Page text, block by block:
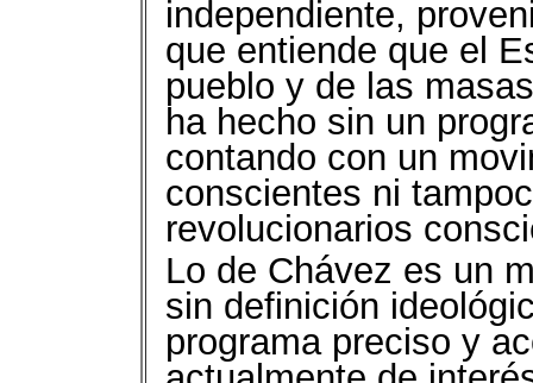
independiente,
que entiende que el
pueblo y de las
ha hecho sin un
contando con un
conscientes ni
revolucionarios
Lo de Chávez es un
sin definición
programa preciso y